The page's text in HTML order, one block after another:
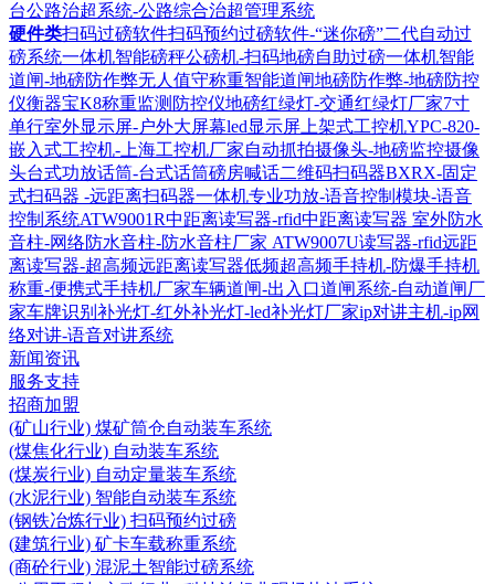
台公路治超系统-公路综合治超管理系统
硬件类扫码过磅软件扫码预约过磅软件-“迷你磅”二代自动过
磅系统一体机智能磅秤公磅机-扫码地磅自助过磅一体机智能
道闸-地磅防作弊无人值守称重智能道闸地磅防作弊-地磅防控
仪衡器宝K8称重监测防控仪地磅红绿灯-交通红绿灯厂家7寸
单行室外显示屏-户外大屏幕led显示屏上架式工控机YPC-820-
嵌入式工控机-上海工控机厂家自动抓拍摄像头-地磅监控摄像
头台式功放话筒-台式话筒磅房喊话二维码扫码器BXRX-固定
式扫码器 -远距离扫码器一体机专业功放-语音控制模块-语音
控制系统ATW9001R中距离读写器-rfid中距离读写器 室外防水
音柱-网络防水音柱-防水音柱厂家 ATW9007U读写器-rfid远距
离读写器-超高频远距离读写器低频超高频手持机-防爆手持机
称重-便携式手持机厂家车辆道闸-出入口道闸系统-自动道闸厂
家车牌识别补光灯-红外补光灯-led补光灯厂家ip对讲主机-ip网
络对讲-语音对讲系统
新闻资讯
服务支持
招商加盟
(矿山行业) 煤矿筒仓自动装车系统
(煤焦化行业) 自动装车系统
(煤炭行业) 自动定量装车系统
(水泥行业) 智能自动装车系统
(钢铁冶炼行业) 扫码预约过磅
(建筑行业) 矿卡车载称重系统
(商砼行业) 混泥土智能过磅系统